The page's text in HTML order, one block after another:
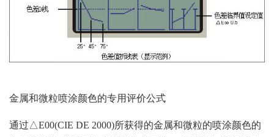
金属和微粒喷涂颜色的专用评价公式
通过△E00(CIE DE 2000)所获得的金属和微粒的喷涂颜色的